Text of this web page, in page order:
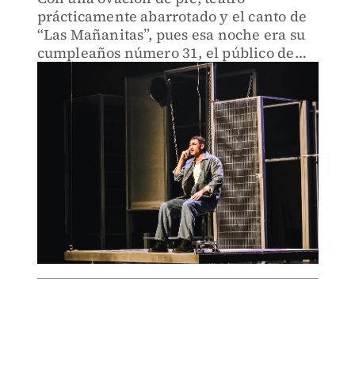
prácticamente abarrotado y el canto de
“Las Mañanitas”, pues esa noche era su
cumpleaños número 31, el público de
Guadalajara reconoció el desempeño
histriónico del actor.